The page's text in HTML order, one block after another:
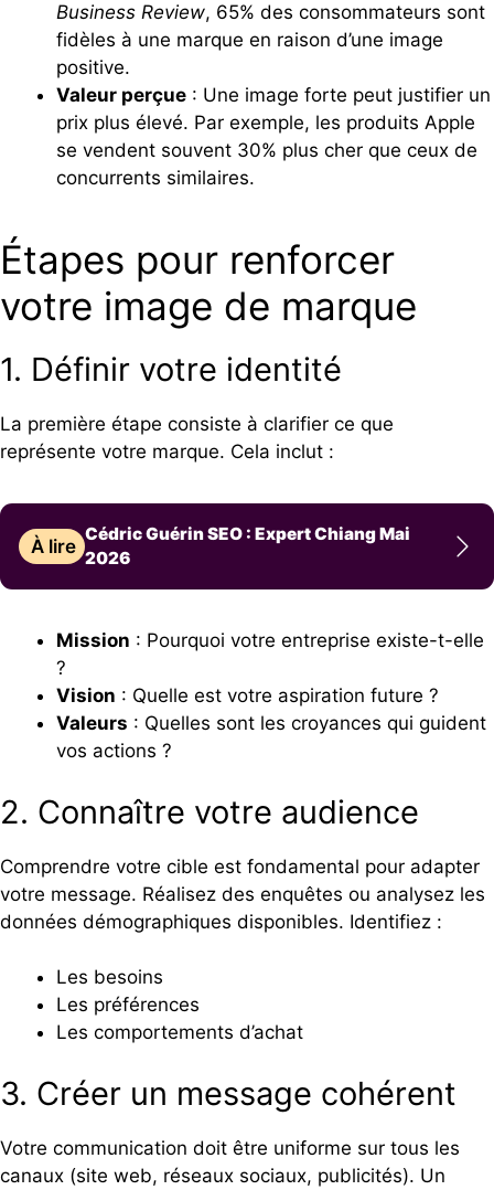
Business Review, 65% des consommateurs sont
fidèles à une marque en raison d’une image
positive.
Valeur perçue : Une image forte peut justifier un
prix plus élevé. Par exemple, les produits Apple
se vendent souvent 30% plus cher que ceux de
concurrents similaires.
Étapes pour renforcer
votre image de marque
1. Définir votre identité
La première étape consiste à clarifier ce que
représente votre marque. Cela inclut :
À lire
Cédric Guérin SEO : Expert Chiang Mai
2026
Mission : Pourquoi votre entreprise existe-t-elle
?
Vision : Quelle est votre aspiration future ?
Valeurs : Quelles sont les croyances qui guident
vos actions ?
2. Connaître votre audience
Comprendre votre cible est fondamental pour adapter
votre message. Réalisez des enquêtes ou analysez les
données démographiques disponibles. Identifiez :
Les besoins
Les préférences
Les comportements d’achat
3. Créer un message cohérent
Votre communication doit être uniforme sur tous les
canaux (site web, réseaux sociaux, publicités). Un